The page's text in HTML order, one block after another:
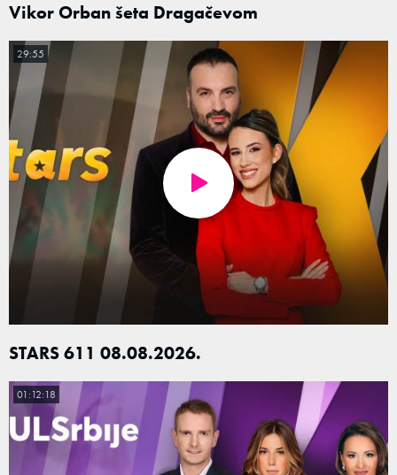
Vikor Orban šeta Dragačevom
STARS 611 08.08.2026.
29:55
01:12:18